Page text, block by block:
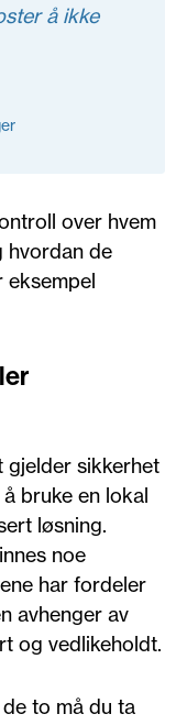
å ikke
over hvem
hvordan de
eksempel
gjelder sikkerhet
bruke en lokal
løsning.
noe
har fordeler
avhenger av
og vedlikeholdt.
to må du ta